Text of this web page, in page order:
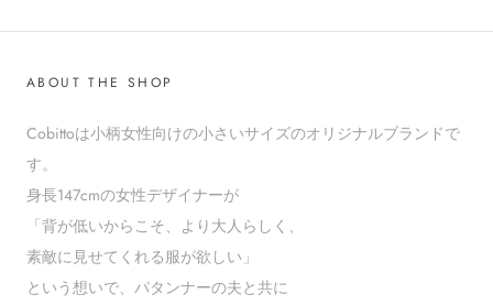
ABOUT THE SHOP
Cobittoは小柄女性向けの小さいサイズのオリジナルブランドで
す。
身長147cmの女性デザイナーが
「背が低いからこそ、より大人らしく、
素敵に見せてくれる服が欲しい」
という想いで、パタンナーの夫と共に